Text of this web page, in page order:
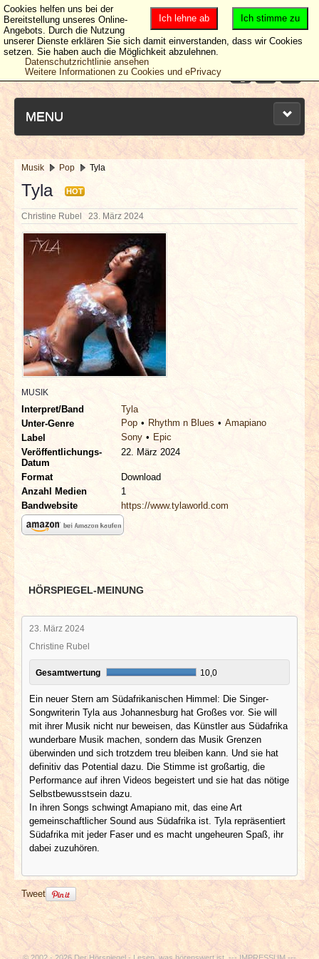
MENU
NEUESTE ARTIKEL
NEWS & DATES
BERICHTE
VERLOSUNGEN
INTERVIEWS
SPECIALS
REDAKTION
LINKS
ARCHIV
Musik Pop Tyla
Tyla HOT
Christine Rubel 23. März 2024
MUSIK
Interpret/Band
Tyla
Unter-Genre
Pop Rhythm n Blues
Amapiano
Label
Sony
Epic
Veröffentlichungs-
Datum
22. März 2024
Format
Download
Anzahl Medien
1
Bandwebsite
https://www.tylaworld.com
HÖRSPIEGEL-MEINUNG
23. März 2024
Christine Rubel
Gesamtwertung 10,0
Ein neuer Stern am Südafrikanischen Himmel: Die Singer-
Songwriterin Tyla aus Johannesburg hat Großes vor. Sie will
mit ihrer Musik nicht nur beweisen, das Künstler aus Südafrika
wunderbare Musik machen, sondern das Musik Grenzen
überwinden und sich trotzdem treu bleiben kann. Und sie hat
definitiv das Potential dazu. Die Stimme ist großartig, die
Performance auf ihren Videos begeistert und sie hat das nötige
Selbstbewusstsein dazu.
In ihren Songs schwingt Amapiano mit, das eine Art
gemeinschaftlicher Sound aus Südafrika ist. Tyla repräsentiert
Südafrika mit jeder Faser und es macht ungeheuren Spaß, ihr
dabei zuzuhören.
Tweet
Ich stimme zu
Ich lehne ab
Cookies helfen uns bei der
Bereitstellung unseres Online-
Angebots. Durch die Nutzung
unserer Dienste erklären Sie sich damit einverstanden, dass wir Cookies
setzen. Sie haben auch die Möglichkeit abzulehnen.
Datenschutzrichtlinie ansehen
Weitere Informationen zu Cookies und ePrivacy